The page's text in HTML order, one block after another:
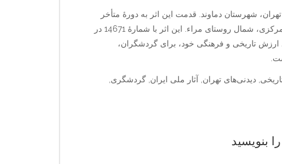
شهرستان دماوند. قدمت این اثر به دورهٔ متأخر
اسلامی بازمی‌گردد. نشانی اثر: شهرستان دماوند، بخش مرکزی، شمال روستای مراء. این اثر با شمارهٔ 14671 در
تاریخی و فرهنگی خود، برای گردشگران،
دیدنی‌های تهران, آثار ملی ایران, گردشگری,
بنویسید